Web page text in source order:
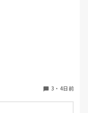
3 ・ 4日前